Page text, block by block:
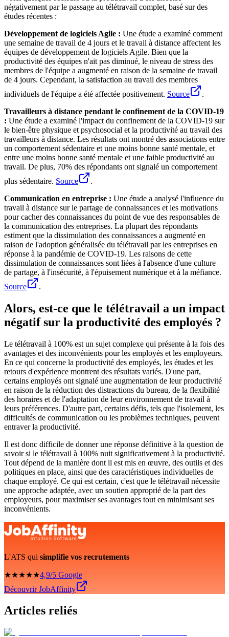
négativement par le passage au télétravail complet, basé sur des
études récentes :
Développement de logiciels Agile : Une étude a examiné comment
une semaine de travail de 4 jours et le travail à distance affectent les
équipes de développement de logiciels Agile. Bien que la
productivité des équipes n'ait pas diminué, le niveau de stress des
membres de l'équipe a augmenté en raison de la semaine de travail
de 4 jours. Cependant, la satisfaction au travail des membres
individuels de l'équipe a été affectée positivement. Source
.
Travailleurs à distance pendant le confinement de la COVID-19
: Une étude a examiné l'impact du confinement de la COVID-19 sur
le bien-être physique et psychosocial et la productivité au travail des
travailleurs à distance. Les résultats ont montré des associations entre
un comportement sédentaire et une moins bonne santé mentale, et
entre une moins bonne santé mentale et une faible productivité au
travail. De plus, 70% des répondants ont signalé un comportement
plus sédentaire. Source
.
Communication en entreprise : Une étude a analysé l'influence du
travail à distance sur le partage de connaissances et les motivations
pour cacher des connaissances du point de vue des responsables de
la communication des entreprises. La plupart des répondants
estiment que la dissimulation des connaissances a augmenté en
raison de l'adoption généralisée du télétravail par les entreprises en
réponse à la pandémie de COVID-19. Les raisons de cette
dissimulation de connaissances sont liées à l'absence d'une culture
de partage, à l'insécurité, à l'épuisement numérique et à la méfiance.
Source
.
Alors, est-ce que le télétravail a un impact
négatif sur la productivité des employés ?
Le télétravail à 100% est un sujet complexe qui présente à la fois des
avantages et des inconvénients pour les employés et les employeurs.
En ce qui concerne la productivité des employés, les études et les
retours d'expérience montrent des résultats variés. D'une part,
certains employés ont signalé une augmentation de leur productivité
en raison de la réduction des distractions du bureau, de la flexibilité
des horaires et de l'adaptation de leur environnement de travail à
leurs préférences. D'autre part, certains défis, tels que l'isolement, les
difficultés de communication ou les problèmes techniques, peuvent
entraver la productivité.
Il est donc difficile de donner une réponse définitive à la question de
savoir si le télétravail à 100% nuit significativement à la productivité.
Tout dépend de la manière dont il est mis en œuvre, des outils et des
politiques en place, ainsi que des caractéristiques individuelles de
chaque employé. Ce qui est certain, c'est que le télétravail nécessite
une approche adaptée, avec un soutien approprié de la part des
employeurs, pour maximiser ses avantages tout en minimisant ses
inconvénients.
L'ATS qui simplifie vos recrutements
★★★★★4,9/5 Google
Découvrir JobAffinity
Articles reliés